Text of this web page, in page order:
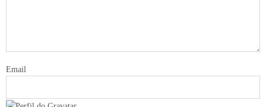
Email